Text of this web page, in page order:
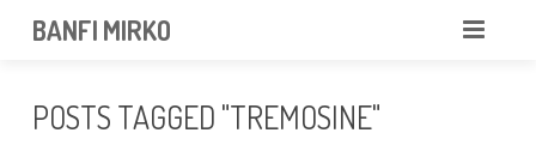
BANFI MIRKO
POSTS TAGGED "TREMOSINE"